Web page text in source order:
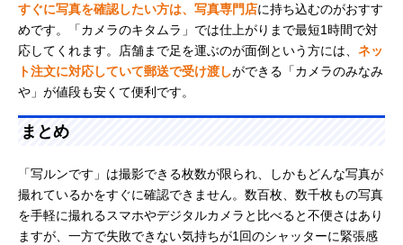
り
コイデカメ
ラ
【現像】
税込み1,200円
【プリント】
円〜
【現像】
税込み1,200円
り
り
税込み2,400円
※学生は500円
引き
カメラのみ
なみや（楽
天市場）
【現像＋プリン
ト（27枚ま
で）】
【現像＋CD作成
（27枚まで）】
税込み420円
【現像＋スマホ
転送（27枚ま
で）】
すぐに写真を確認したい方は、写真専門店に持ち込むのがおすす
めです。「カメラのキタムラ」では仕上がりまで最短1時間で対
応してくれます。店舗まで足を運ぶのが面倒という方には、 ネッ
ト注文に対応していて郵送で受け渡しができる「カメラのみなみ
や」が値段も安くて便利です。
まとめ
「写ルンです」は撮影できる枚数が限られ、しかもどんな写真が
撮れているかをすぐに確認できません。数百枚、数千枚もの写真
を手軽に撮れるスマホやデジタルカメラと比べると不便さはあり
ますが、一方で失敗できない気持ちが1回のシャッターに緊張感